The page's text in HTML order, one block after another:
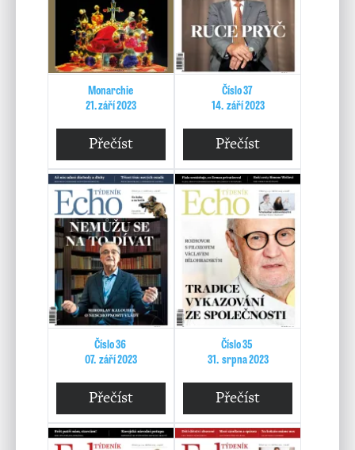
Monarchie
21. září 2023
Přečíst
Číslo 37
14. září 2023
Přečíst
Číslo 36
07. září 2023
Přečíst
Číslo 35
31. srpna 2023
Přečíst